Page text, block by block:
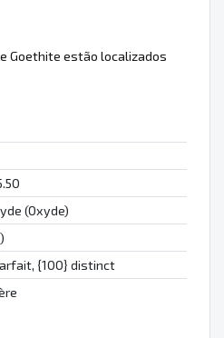
Goethite estão localizados
(Oxyde)
{100} distinct